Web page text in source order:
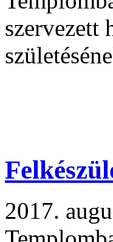
szervezett
2017.